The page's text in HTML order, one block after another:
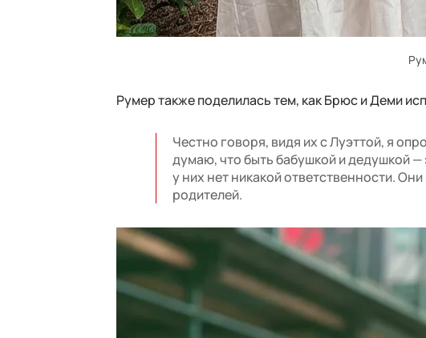
Румер также поделилась тем, как Брюс и Деми
Честно говоря, видя их с Луэттой, я
думаю, что быть бабушкой и дедушкой
у них нет никакой ответственности.
родителей.